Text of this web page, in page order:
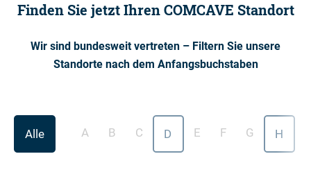
Finden Sie jetzt Ihren COMCAVE Standort
Wir sind bundesweit vertreten – Filtern Sie unsere
Standorte nach dem Anfangsbuchstaben
Alle A B C D E F G H